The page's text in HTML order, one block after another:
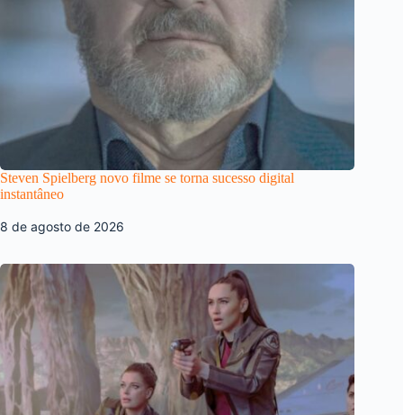
Steven Spielberg novo filme se torna sucesso digital
instantâneo
8 de agosto de 2026